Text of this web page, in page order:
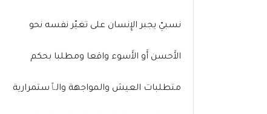
نسبيّ يجبر الإِنسان على تغيّر نفسه نحو
الأَحسن أَو الأَسوء واقعا ومطلبا بحكم
متطلبات العيش والمواجهة والٱستمرارية